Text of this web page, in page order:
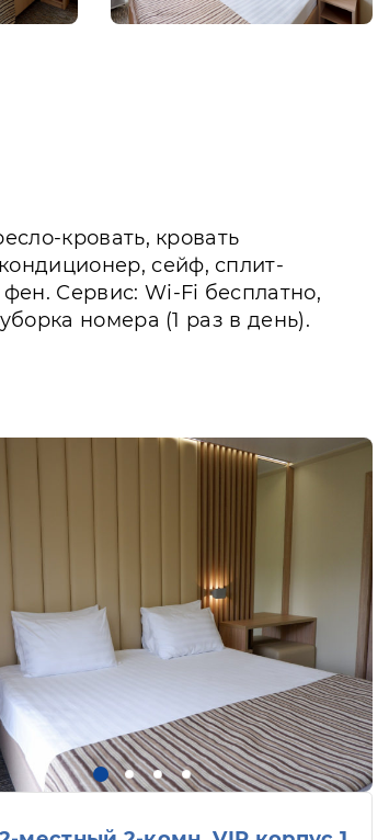
кровать, кровать
сейф, сплит-
Сервис: Wi-Fi бесплатно,
номера (1 раз в день).